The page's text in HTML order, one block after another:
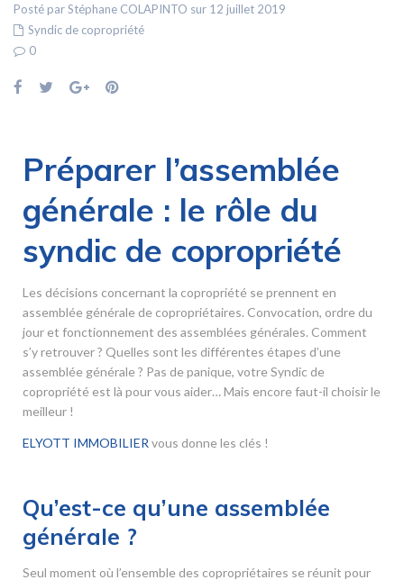
Posté par Stéphane COLAPINTO sur 12 juillet 2019
Syndic de copropriété
0
Préparer l’assemblée
générale : le rôle du
syndic de copropriété
Les décisions concernant la copropriété se prennent en
assemblée générale de copropriétaires. Convocation, ordre du
jour et fonctionnement des assemblées générales. Comment
s’y retrouver ? Quelles sont les différentes étapes d’une
assemblée générale ? Pas de panique, votre Syndic de
copropriété est là pour vous aider… Mais encore faut-il choisir le
meilleur !
ELYOTT IMMOBILIER vous donne les clés !
Qu’est-ce qu’une assemblée
générale ?
Seul moment où l’ensemble des copropriétaires se réunit pour